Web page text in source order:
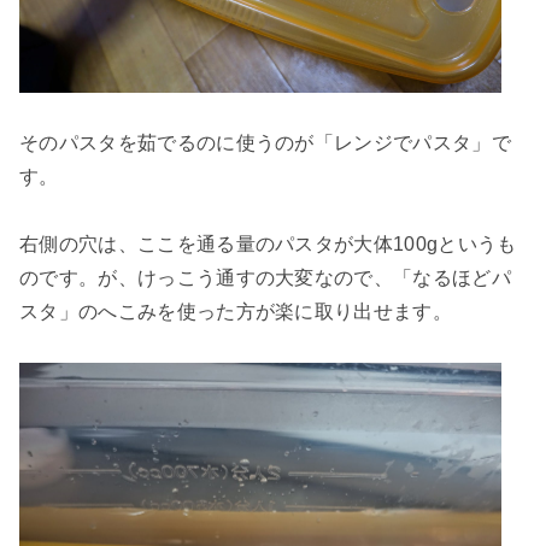
そのパスタを茹でるのに使うのが「レンジでパスタ」で
す。
右側の穴は、ここを通る量のパスタが大体100gというも
のです。が、けっこう通すの大変なので、「なるほどパ
スタ」のへこみを使った方が楽に取り出せます。